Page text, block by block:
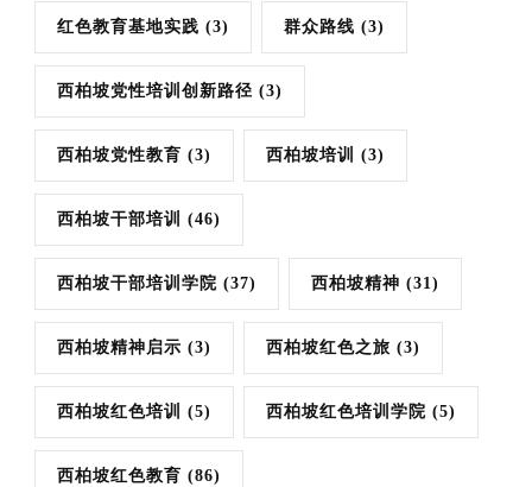
红色教育基地实践 (3) 群众路线 (3)
西柏坡党性培训创新路径 (3)
西柏坡党性教育 (3) 西柏坡培训 (3)
西柏坡干部培训 (46)
西柏坡干部培训学院 (37) 西柏坡精神 (31)
西柏坡精神启示 (3) 西柏坡红色之旅 (3)
西柏坡红色培训 (5) 西柏坡红色培训学院 (5)
西柏坡红色教育 (86)